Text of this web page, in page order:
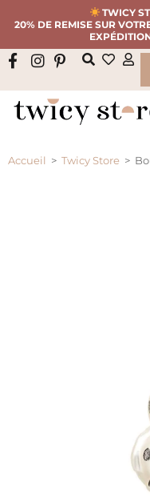
TWICY
20% DE REMISE SUR
Accueil > Twicy Store >